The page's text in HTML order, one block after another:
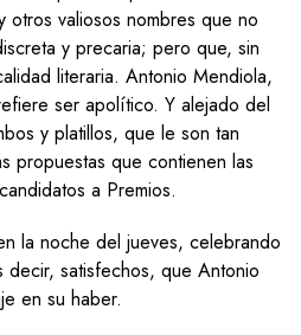
otros valiosos nombres que no
y precaria; pero que, sin
literaria. Antonio Mendiola,
ser apolítico. Y alejado del
y platillos, que le son tan
propuestas que contienen las
a Premios.
la noche del jueves, celebrando
decir, satisfechos, que Antonio
en su haber.